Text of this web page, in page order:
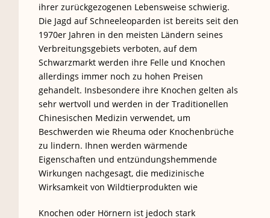
ihrer zurückgezogenen Lebensweise schwierig.
Die Jagd auf Schneeleoparden ist bereits seit den
1970er Jahren in den meisten Ländern seines
Verbreitungsgebiets verboten, auf dem
Schwarzmarkt werden ihre Felle und Knochen
allerdings immer noch zu hohen Preisen
gehandelt. Insbesondere ihre Knochen gelten als
sehr wertvoll und werden in der Traditionellen
Chinesischen Medizin verwendet, um
Beschwerden wie Rheuma oder Knochenbrüche
zu lindern. Ihnen werden wärmende
Eigenschaften und entzündungshemmende
Wirkungen nachgesagt, die medizinische
Wirksamkeit von Wildtierprodukten wie
Knochen oder Hörnern ist jedoch stark